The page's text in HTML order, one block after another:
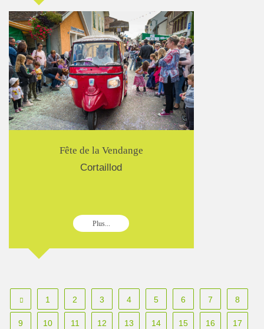
Fête de la Vendange
Cortaillod
Plus...
1 2 3 4 5 6 7 8
9 10 11 12 13 14 15 16 17